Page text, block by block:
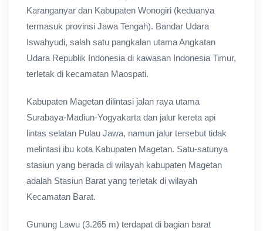
Karanganyar dan Kabupaten Wonogiri (keduanya
termasuk provinsi Jawa Tengah). Bandar Udara
Iswahyudi, salah satu pangkalan utama Angkatan
Udara Republik Indonesia di kawasan Indonesia Timur,
terletak di kecamatan Maospati.
Kabupaten Magetan dilintasi jalan raya utama
Surabaya-Madiun-Yogyakarta dan jalur kereta api
lintas selatan Pulau Jawa, namun jalur tersebut tidak
melintasi ibu kota Kabupaten Magetan. Satu-satunya
stasiun yang berada di wilayah kabupaten Magetan
adalah Stasiun Barat yang terletak di wilayah
Kecamatan Barat.
Gunung Lawu (3.265 m) terdapat di bagian barat